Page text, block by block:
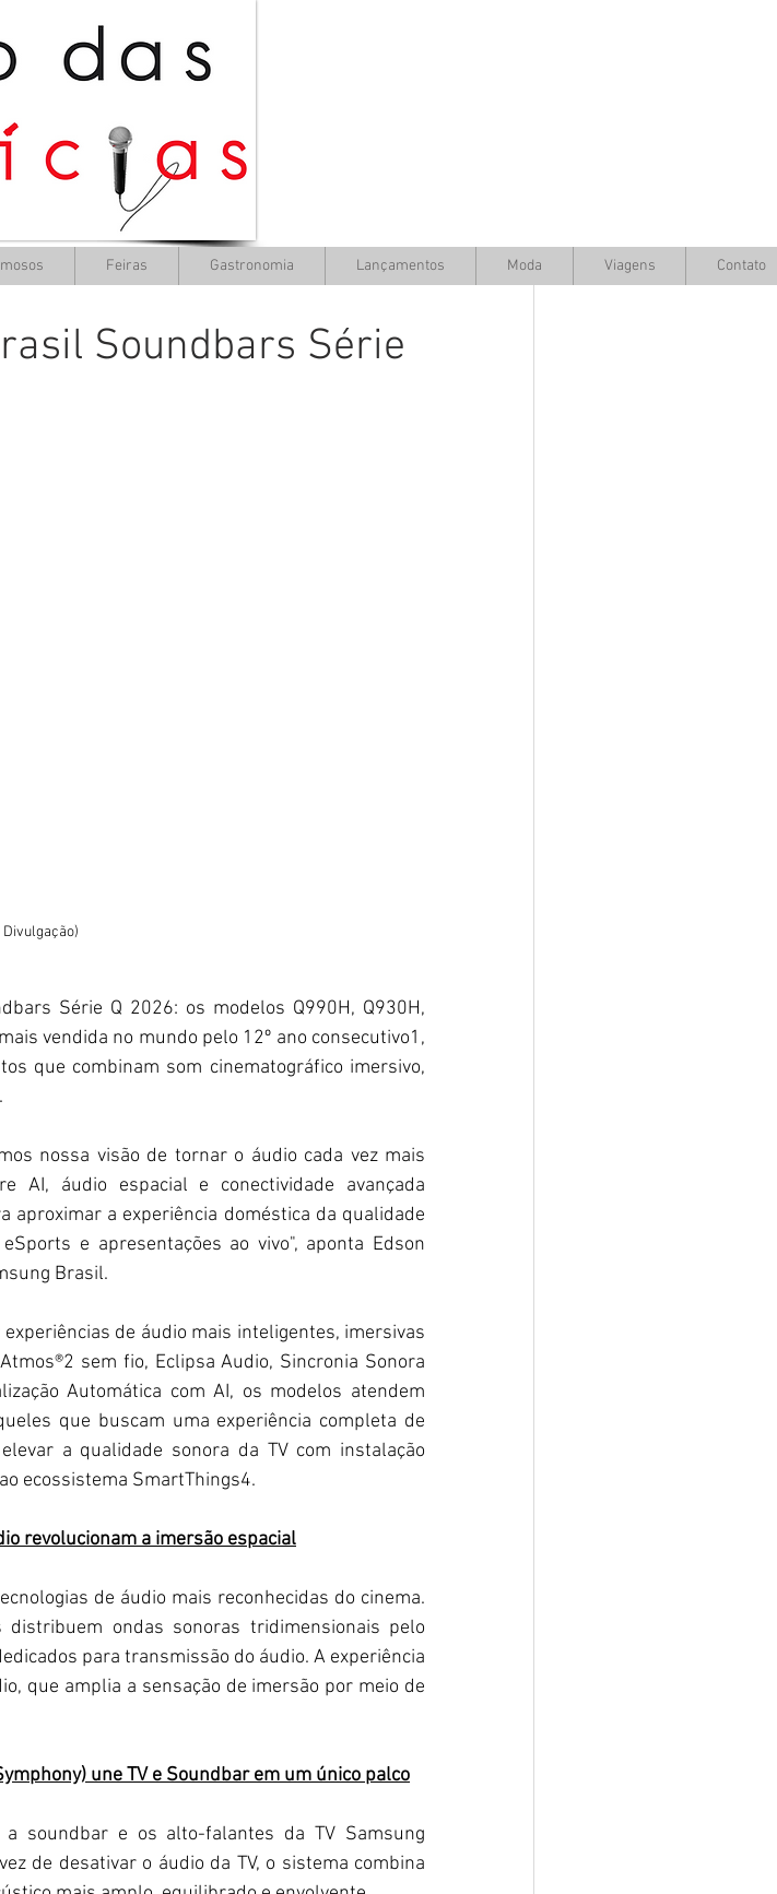
Soundbars Série
Divulgação)
Série Q 2026: os modelos Q990H, Q930H,
vendida no mundo pelo 12º ano consecutivo1,
que combinam som cinematográfico imersivo,
nossa visão de tornar o áudio cada vez mais
AI, áudio espacial e conectividade avançada
aproximar a experiência doméstica da qualidade
e apresentações ao vivo", aponta Edson
Brasil.
de áudio mais inteligentes, imersivas
sem fio, Eclipsa Audio, Sincronia Sonora
Automática com AI, os modelos atendem
que buscam uma experiência completa de
a qualidade sonora da TV com instalação
ecossistema SmartThings4.
revolucionam a imersão espacial
de áudio mais reconhecidas do cinema.
ondas sonoras tridimensionais pelo
para transmissão do áudio. A experiência
que amplia a sensação de imersão por meio de
une TV e Soundbar em um único palco
soundbar e os alto-falantes da TV Samsung
de desativar o áudio da TV, o sistema combina
Feiras Gastronomia Lançamentos Moda Viagens Contato